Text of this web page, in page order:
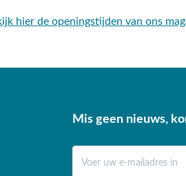
De
hier de openingstijden van ons
Mis geen nieuws,